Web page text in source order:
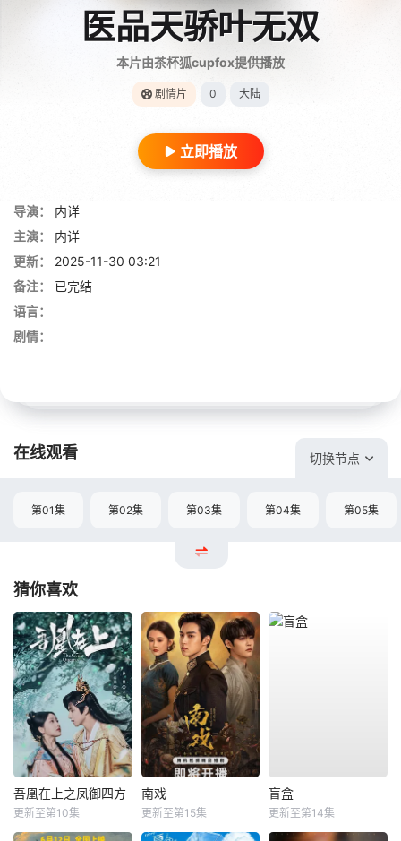
医品天骄叶无双
本片由茶杯狐cupfox提供播放
剧情片 0 大陆
立即播放
导演：
内详
主演：
内详
更新：
2025-11-30 03:21
备注：
已完结
语言：
剧情：
在线观看 切换节点
第01集 第02集 第03集 第04集 第05集
猜你喜欢
吾凰在上之凤御四方
更新至第10集
南戏
更新至第15集
盲盒
更新至第14集